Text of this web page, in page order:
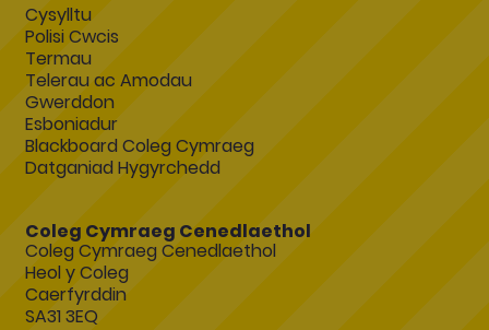
Cysylltu
Polisi Cwcis
Termau
Telerau ac Amodau
Gwerddon
Esboniadur
Blackboard Coleg Cymraeg
Datganiad Hygyrchedd
Coleg Cymraeg Cenedlaethol
Coleg Cymraeg Cenedlaethol
Heol y Coleg
Caerfyrddin
SA31 3EQ